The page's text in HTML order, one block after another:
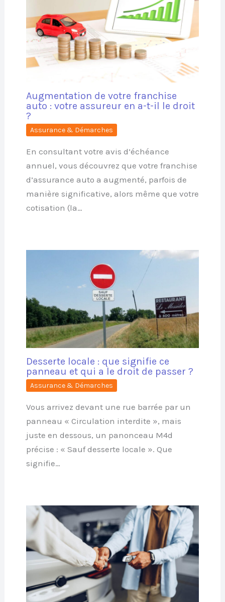
Augmentation de votre franchise
auto : votre assureur en a-t-il le droit
?
Assurance & Démarches
En consultant votre avis d’échéance
annuel, vous découvrez que votre franchise
d’assurance auto a augmenté, parfois de
manière significative, alors même que votre
cotisation (la…
Desserte locale : que signifie ce
panneau et qui a le droit de passer ?
Assurance & Démarches
Vous arrivez devant une rue barrée par un
panneau « Circulation interdite », mais
juste en dessous, un panonceau M4d
précise : « Sauf desserte locale ». Que
signifie…